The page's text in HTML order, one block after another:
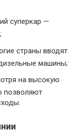
суперкар —
страны вводят
машины;
на высокую
позволяют